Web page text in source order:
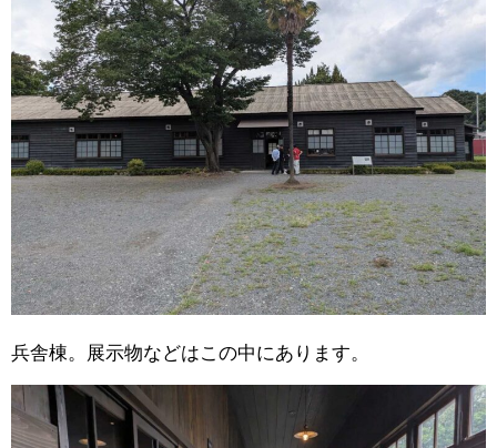
兵舎棟。展示物などはこの中にあります。